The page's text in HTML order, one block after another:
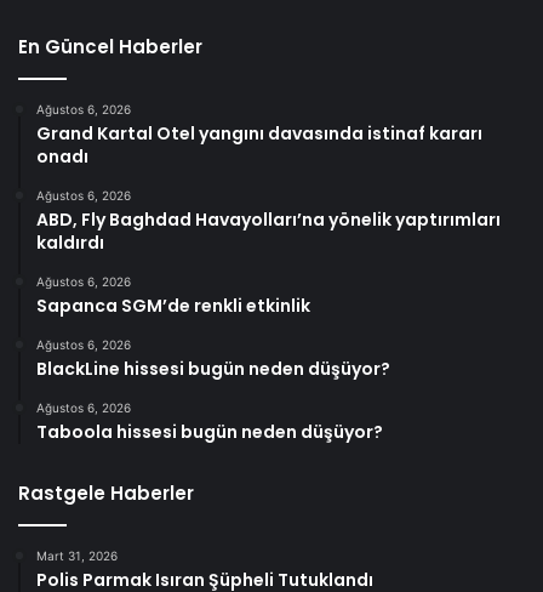
En Güncel Haberler
Ağustos 6, 2026
Grand Kartal Otel yangını davasında istinaf kararı
onadı
Ağustos 6, 2026
ABD, Fly Baghdad Havayolları’na yönelik yaptırımları
kaldırdı
Ağustos 6, 2026
Sapanca SGM’de renkli etkinlik
Ağustos 6, 2026
BlackLine hissesi bugün neden düşüyor?
Ağustos 6, 2026
Taboola hissesi bugün neden düşüyor?
Rastgele Haberler
Mart 31, 2026
Polis Parmak Isıran Şüpheli Tutuklandı